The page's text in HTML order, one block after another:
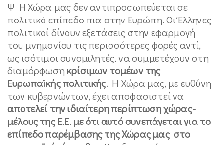
Ψ Η Χώρα μας δεν αντιπροσωπεύεται σε
πολιτικό επίπεδο πια στην Ευρώπη. Οι Έλληνες
πολιτικοί δίνουν εξετάσεις στην εφαρμογή
του μνημονίου τις περισσότερες φορές αντί,
ως ισότιμοι συνομιλητές, να συμμετέχουν στη
διαμόρφωση κρίσιμων τομέων της
Ευρωπαϊκής πολιτικής. Η Χώρα μας, με ευθύνη
των κυβερνώντων, έχει αποφασιστεί να
αποτελεί την ιδιαίτερη περίπτωση χώρας-
μέλους της Ε.Ε. με ότι αυτό συνεπάγεται για το
επίπεδο παρέμβασης της Χώρας μας στο